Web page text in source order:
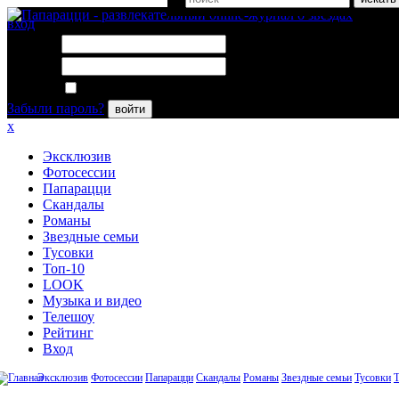
вход
Забыли пароль?
войти
x
Эксклюзив
Фотосессии
Папарацци
Скандалы
Романы
Звездные семьи
Тусовки
Топ-10
LOOK
Музыка и видео
Телешоу
Рейтинг
Вход
Эксклюзив Фотосессии Папарацци Скандалы Романы Звездные семьи Тусовки